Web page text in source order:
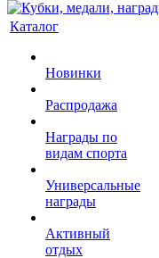
Каталог
Новинки
Распродажа
Награды по
видам спорта
Универсальные
награды
Активный
отдых